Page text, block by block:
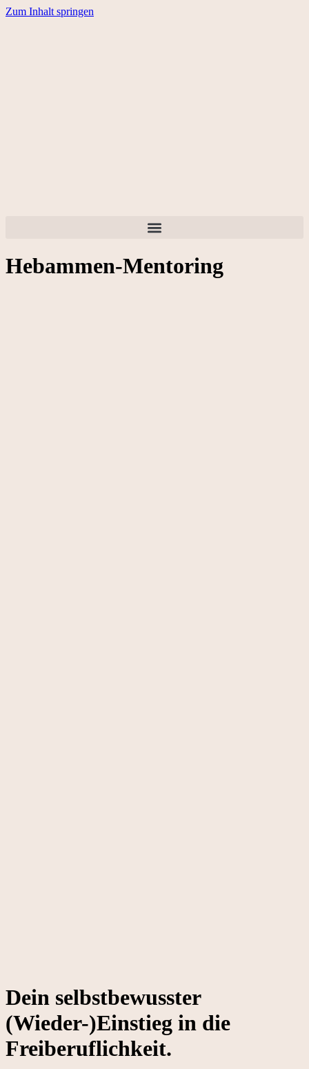
Zum Inhalt springen
Hebammen-Mentoring
Dein selbst­bewusster
(Wieder-)­Einstieg in die
Freiberuf­lichkeit.